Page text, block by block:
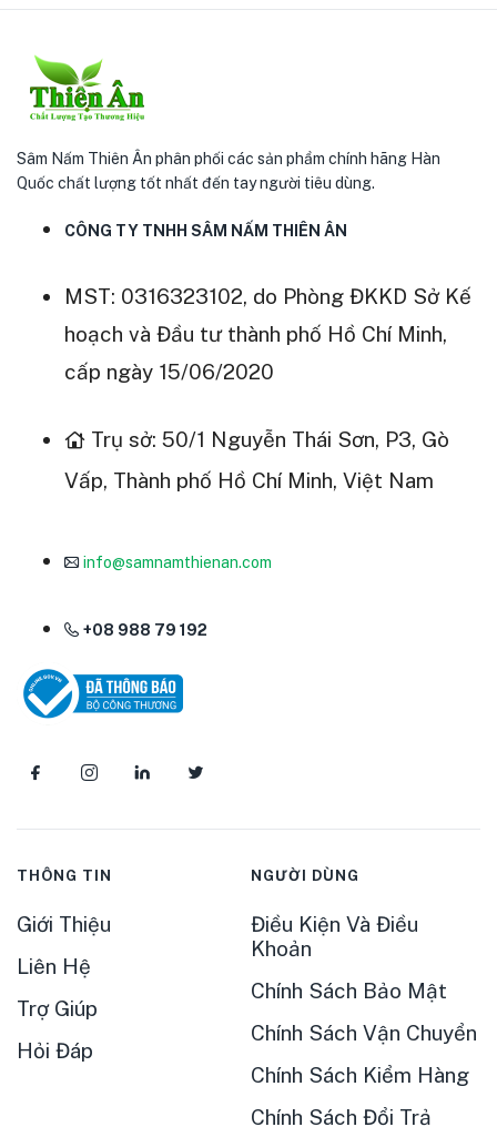
Sâm Nấm Thiên Ân phân phối các sản phẩm chính hãng Hàn
Quốc chất lượng tốt nhất đến tay người tiêu dùng.
CÔNG TY TNHH SÂM NẤM THIÊN ÂN
MST: 0316323102, do Phòng ĐKKD Sở Kế
hoạch và Đầu tư thành phố Hồ Chí Minh,
cấp ngày 15/06/2020
Trụ sở: 50/1 Nguyễn Thái Sơn, P3, Gò
Vấp, Thành phố Hồ Chí Minh, Việt Nam
info@samnamthienan.com
+08 988 79 192
THÔNG TIN
Giới Thiệu
Liên Hệ
Trợ Giúp
Hỏi Đáp
NGƯỜI DÙNG
Điều Kiện Và Điều
Khoản
Chính Sách Bảo Mật
Chính Sách Vận Chuyển
Chính Sách Kiểm Hàng
Chính Sách Đổi Trả